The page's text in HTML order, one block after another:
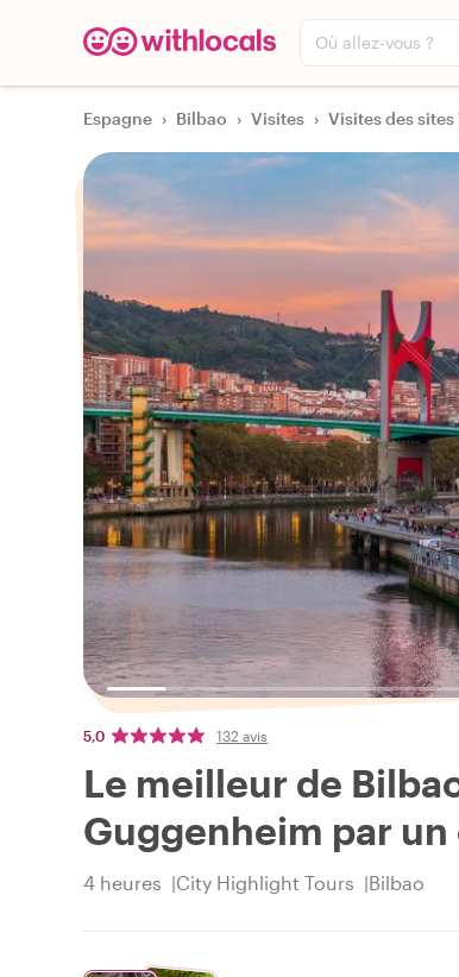
Où allez-vous ?
Espagne › Bilbao › Visites › Visites des
5,0 132 avis
Le meilleur de
Guggenheim par
4 heures City Highlight Tours Bilbao